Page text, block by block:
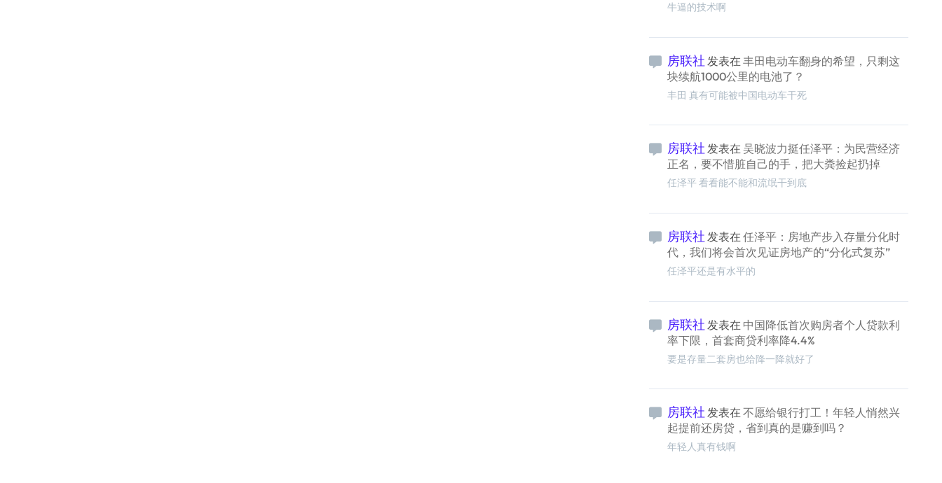
牛逼的技术啊
房联社 发表在 丰田电动车翻身的希望，只剩这
块续航1000公里的电池了？
丰田 真有可能被中国电动车干死
房联社 发表在 吴晓波力挺任泽平：为民营经济
正名，要不惜脏自己的手，把大粪捡起扔掉
任泽平 看看能不能和流氓干到底
房联社 发表在 任泽平：房地产步入存量分化时
代，我们将会首次见证房地产的“分化式复苏”
任泽平还是有水平的
房联社 发表在 中国降低首次购房者个人贷款利
率下限，首套商贷利率降4.4%
要是存量二套房也给降一降就好了
房联社 发表在 不愿给银行打工！年轻人悄然兴
起提前还房贷，省到真的是赚到吗？
年轻人真有钱啊